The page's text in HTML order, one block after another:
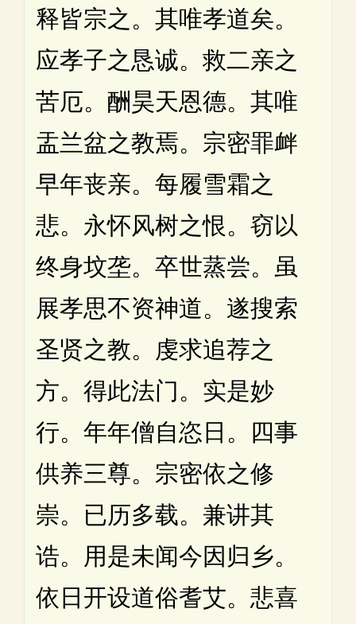
释皆宗之。其唯孝道矣。
应孝子之恳诚。救二亲之
苦厄。酬昊天恩德。其唯
盂兰盆之教焉。宗密罪衅
早年丧亲。每履雪霜之
悲。永怀风树之恨。窃以
终身坟垄。卒世蒸尝。虽
展孝思不资神道。遂搜索
圣贤之教。虔求追荐之
方。得此法门。实是妙
行。年年僧自恣日。四事
供养三尊。宗密依之修
崇。已历多载。兼讲其
诰。用是未闻今因归乡。
依日开设道俗耆艾。悲喜